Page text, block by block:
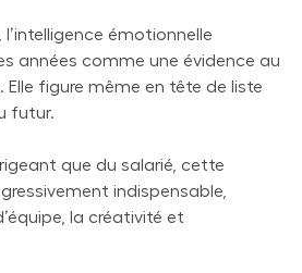
émotionnelle
années comme une évidence au
Elle figure même en tête de liste
futur.
que du salarié, cette
indispensable,
la créativité et